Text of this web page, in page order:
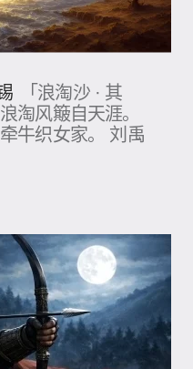
「浪淘沙 · 其
淘风簸自天涯。
牛织女家。 刘禹